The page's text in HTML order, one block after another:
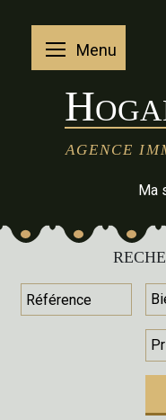
Menu
H
AGENCE
Ma